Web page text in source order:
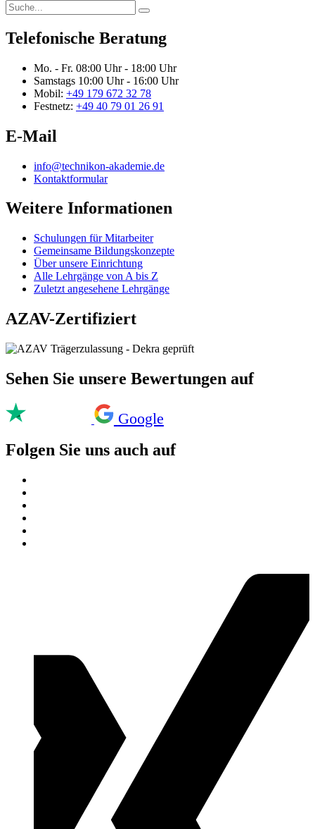
Telefonische Beratung
Mo. - Fr. 08:00 Uhr - 18:00 Uhr
Samstags 10:00 Uhr - 16:00 Uhr
Mobil: +49 179 672 32 78
Festnetz: +49 40 79 01 26 91
E-Mail
info@technikon-akademie.de
Kontaktformular
Weitere Informationen
Schulungen für Mitarbeiter
Gemeinsame Bildungskonzepte
Über unsere Einrichtung
Alle Lehrgänge von A bis Z
Zuletzt angesehene Lehrgänge
AZAV-Zertifiziert
Sehen Sie unsere Bewertungen auf
Google
Folgen Sie uns auch auf